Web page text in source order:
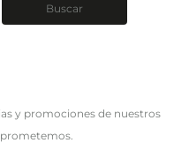
Buscar
y promociones de nuestros